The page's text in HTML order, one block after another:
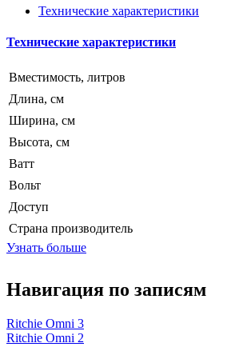
Технические характеристики
Технические характеристики
Вместимость, литров
Длина, см
Ширина, см
Высота, см
Ватт
Вольт
Доступ
Страна производитель
Узнать больше
Навигация по записям
Ritchie Omni 3
Ritchie Omni 2